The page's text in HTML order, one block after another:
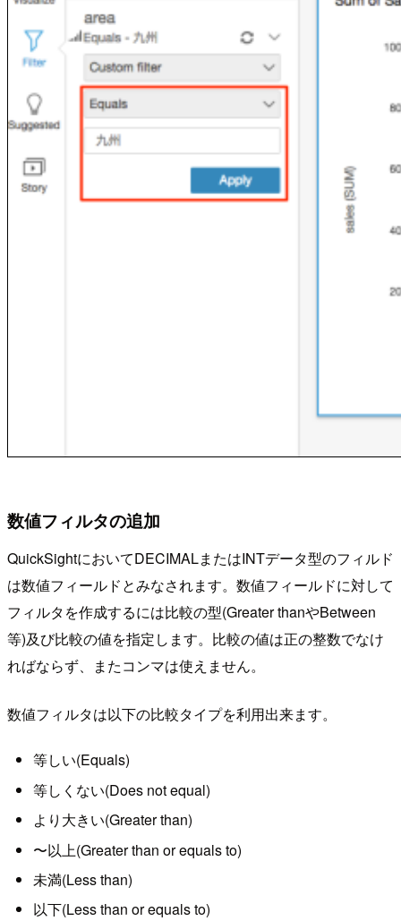
数値フィルタの追加
QuickSightにおいてDECIMALまたはINTデータ型のフィルド
は数値フィールドとみなされます。数値フィールドに対して
フィルタを作成するには比較の型(Greater thanやBetween
等)及び比較の値を指定します。比較の値は正の整数でなけ
ればならず、またコンマは使えません。
数値フィルタは以下の比較タイプを利用出来ます。
等しい(Equals)
等しくない(Does not equal)
より大きい(Greater than)
〜以上(Greater than or equals to)
未満(Less than)
以下(Less than or equals to)